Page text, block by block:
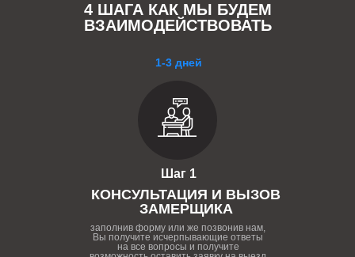
4 ШАГА КАК МЫ БУДЕМ
ВЗАИМОДЕЙСТВОВАТЬ
1-3 дней
Шаг 1
КОНСУЛЬТАЦИЯ И ВЫЗОВ
ЗАМЕРЩИКА
заполнив форму или же позвонив нам,
Вы получите исчерпывающие ответы
на все вопросы и получите